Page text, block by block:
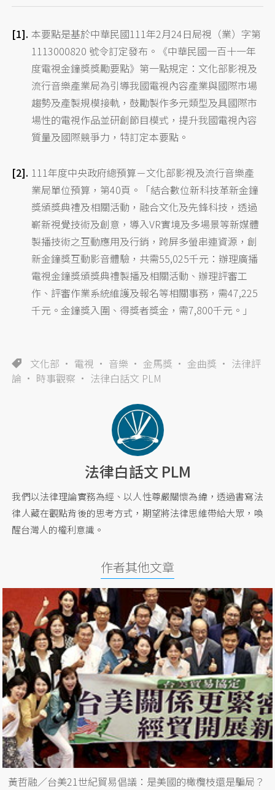
本要點是基於中華民國111年2月24日局視（業）字第
1113000820 號令訂定發布。《中華民國一百十一年
度電視金鐘獎獎勵要點》第一點規定：文化部影視及
流行音樂產業局為引導我國電視內容產業與國際市場
趨勢及產製規模接軌，鼓勵製作多元類型及具國際市
場性的電視作品並研創節目模式，提升我國電視內容
質量及國際競爭力，特訂定本要點。
111年度中央政府總預算－文化部影視及流行音樂產
業局單位預算，第40頁。「結合數位新科技革新金鐘
獎頒獎典禮及相關活動，融合文化及先鋒科技，透過
嶄新視覺技術及創意，導入VR實境及多場景等新媒體
製播技術之互動應用及行銷，跨屏多螢串連資源，創
新金鐘獎互動影音體驗，共需55,025千元：辦理廣播
電視金鐘獎頒獎典禮製播及相關活動、辦理評審工
作、評審作業系統維護及報名等相關事務，需47,225
千元。金鐘獎入圍、得獎者獎金，需7,800千元。」
文化部 電視 音樂 金馬獎 金曲獎
法律評
論
時事觀察 法律白話文 PLM
法律白話文 PLM
我們以法律理論實務為經、以人性尊嚴關懷為緯，透過書寫法
律人藏在觀點背後的思考方式，期望將法律思維帶給大眾，喚
醒台灣人的權利意識。
作者其他文章
黃哲融／台美21世紀貿易倡議：是美國的橄欖枝還是騙局？